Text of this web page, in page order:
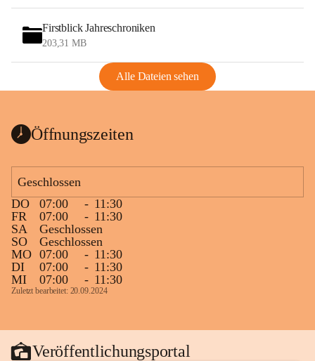
Firstblick Jahreschroniken
203,31 MB
Alle Dateien sehen
Öffnungszeiten
Geschlossen
DO
07:00 - 11:30
FR
07:00 - 11:30
SA
Geschlossen
SO
Geschlossen
MO 07:00 - 11:30
DI
07:00 - 11:30
MI
07:00 - 11:30
Zuletzt bearbeitet: 20.09.2024
Veröffentlichungsportal